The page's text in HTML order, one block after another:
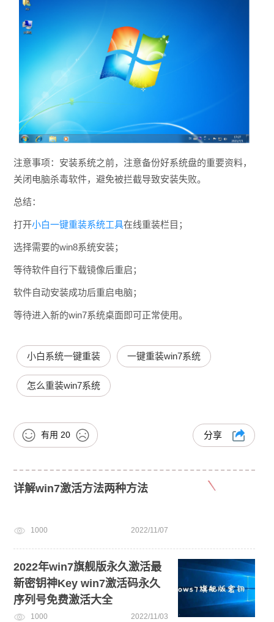
注意事项：安装系统之前，注意备份好系统盘的重要资料，
关闭电脑杀毒软件，避免被拦截导致安装失败。
总结：
打开小白一键重装系统工具在线重装栏目；
选择需要的win8系统安装；
等待软件自行下载镜像后重启；
软件自动安装成功后重启电脑；
等待进入新的win7系统桌面即可正常使用。
小白系统一键重装 一键重装win7系统
怎么重装win7系统
有用 20 分享
详解win7激活方法两种方法
1000 2022/11/07
2022年win7旗舰版永久激活最
新密钥神Key win7激活码永久
序列号免费激活大全
1000 2022/11/03